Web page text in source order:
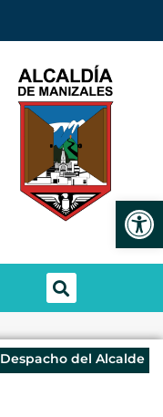
Despacho del Alcalde